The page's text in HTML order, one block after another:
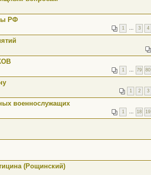
РФ
1 … 3 4
1 … 79 80
1 2 3
военнослужащих
1 … 18 19
(Рощинский)